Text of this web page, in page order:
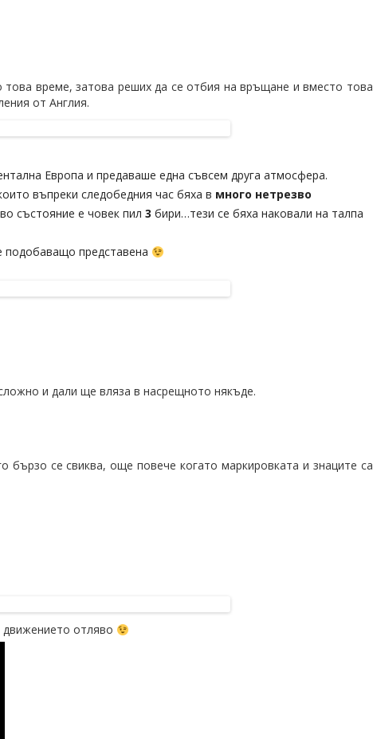
време, затова реших да се отбия на връщане и вместо това
от Англия.
Европа и предаваше една съвсем друга атмосфера.
въпреки следобедния час бяха в много нетрезво
състояние е човек пил3 бири…тези се бяха наковали на талпа
представена
и дали ще вляза в насрещното някъде.
се свиква, още повече когато маркировката и знаците са
движението отляво